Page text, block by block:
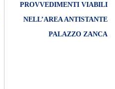
PROVVEDIMENTI VIABILI
NELL’AREA ANTISTANTE
PALAZZO ZANCA